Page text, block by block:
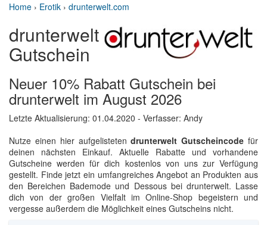
Home › Erotik › drunterwelt.com
drunterwelt
Gutschein
Neuer 10% Rabatt Gutschein bei
drunterwelt im August 2026
Letzte Aktualisierung: 01.04.2020 - Verfasser: Andy
Nutze einen hier aufgelistetendrunterwelt Gutscheincode für
deinen nächsten Einkauf. Aktuelle Rabatte und vorhandene
Gutscheine werden für dich kostenlos von uns zur Verfügung
gestellt. Finde jetzt ein umfangreiches Angebot an Produkten aus
den Bereichen Bademode und Dessous bei drunterwelt. Lasse
dich von der großen Vielfalt im Online-Shop begeistern und
vergesse außerdem die Möglichkeit eines Gutscheins nicht.